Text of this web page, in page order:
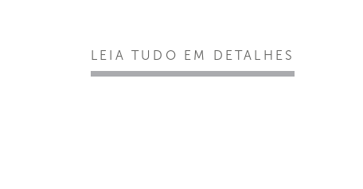
LEIA TUDO EM DETALHES